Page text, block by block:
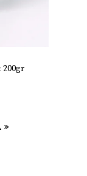
200gr